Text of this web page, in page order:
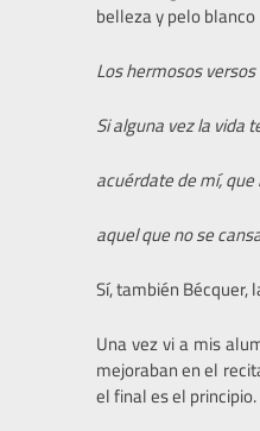
belleza y pelo
Los hermosos
Si alguna vez la vida
acuérdate de mí,
aquel que no se
Sí, también
Una vez vi a mis
mejoraban en el
el final es el principio.